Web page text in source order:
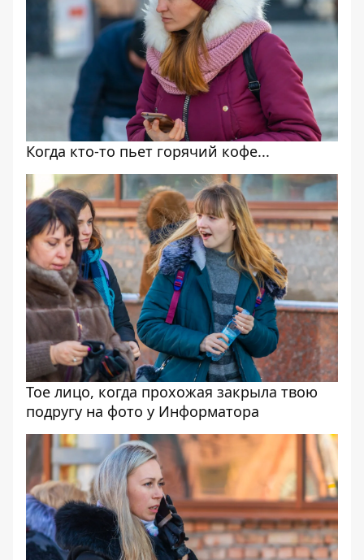
Когда кто-то пьет горячий кофе...
Тое лицо, когда прохожая закрыла твою
подругу на фото у Информатора